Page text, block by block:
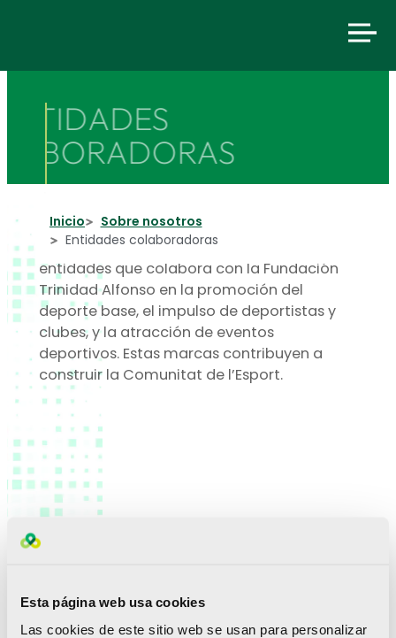
Esta página web usa cookies
Las cookies de este sitio web se usan para personalizar
Entidades colaboradoras
ENTIDADES
COLABORADORAS
Inicio
Sobre nosotros
Entidades colaboradoras
Apoyar el deporte de la Comunitat
Valenciana y llevar la Cultura del Esfuerzo
por bandera. Es el propósito del grupo de
entidades que colabora con la Fundación
Trinidad Alfonso en la promoción del
deporte base, el impulso de deportistas y
clubes, y la atracción de eventos
deportivos. Estas marcas contribuyen a
construir la Comunitat de l’Esport.